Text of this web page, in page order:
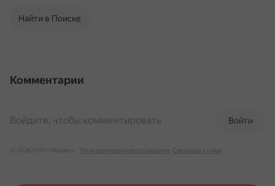
Найти в Поиске
Комментарии
Войти
Войдите, чтобы комментировать
© 2026 ООО «Яндекс» Пользовательское соглашение Связаться с нами